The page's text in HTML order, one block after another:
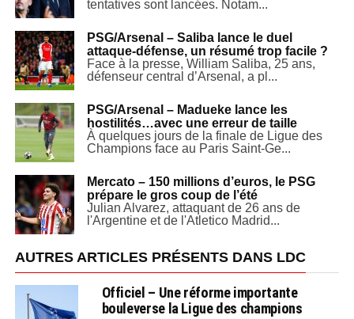
tentatives sont lancées. Notam...
PSG/Arsenal – Saliba lance le duel
attaque-défense, un résumé trop facile ?
Face à la presse, William Saliba, 25 ans,
défenseur central d’Arsenal, a pl...
PSG/Arsenal – Madueke lance les
hostilités…avec une erreur de taille
À quelques jours de la finale de Ligue des
Champions face au Paris Saint-Ge...
Mercato – 150 millions d’euros, le PSG
prépare le gros coup de l’été
Julian Alvarez, attaquant de 26 ans de
l'Argentine et de l'Atletico Madrid...
AUTRES ARTICLES PRÉSENTS DANS LDC
Officiel – Une réforme importante
bouleverse la Ligue des champions